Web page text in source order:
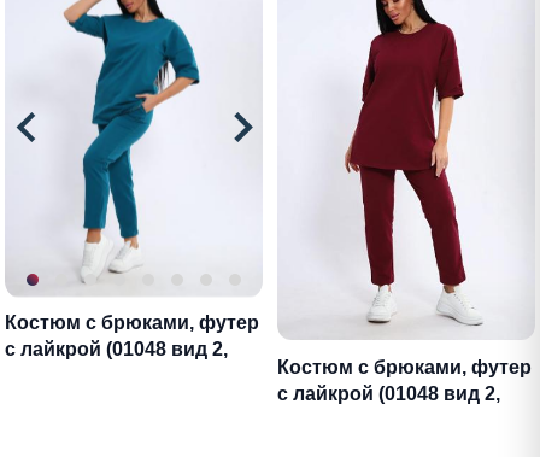
Костюм с брюками, футер
с лайкрой (01048 вид 2,
Костюм с брюками, футер
с лайкрой (01048 вид 2,